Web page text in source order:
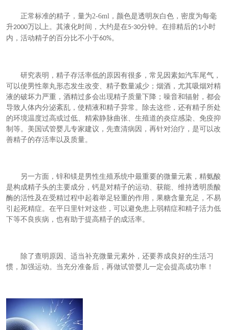
正常标准的精子，量为2-6ml ，颜色是透明灰白色，密度为每毫
升2000万以上。其液化时间，大约是在5-30分钟。在排精后的1小时
内，活动精子的百分比不小于60%。
研究表明，精子存活率低的原因有很多，常见因素如汽车尾气，
可以使男性睾丸形态发生改变、精子数量减少；烟酒，尤其吸烟对精
液的破坏力严重，酒精过多会出现精子质量下降；噪音和辐射，都会
导致人体内分泌紊乱，使精液和精子异常。除去这些，还有精子所处
的环境温度过高或过低、精索静脉曲张、生殖道的炎症感染、免疫抑
制等。美国试管婴儿专家建议，先查清病因，再针对治疗，是可以改
善精子的存活率以及质量。
另一方面，锌和镁是男性生殖系统中最重要的微量元素，精氨酸
是构成精子头的主要成分，钙是对精子的运动、获能、维持透明质酸
酶的活性及在受精过程中起着举足轻重的作用，果糖含量充足，不易
引起死精症。在平日里针对这些，可以避免患上弱精症和精子活力低
下等不良疾病，也有助于提高精子的成活率。
除了查明原因、适当补充微量元素外，还要养成良好的生活习
惯，加强运动。当充分准备后，再做试管婴儿一定会提高成功率！